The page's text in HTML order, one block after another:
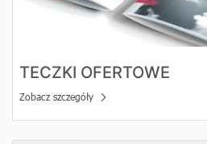
TECZKI OFERTOWE
Zobacz szczegóły